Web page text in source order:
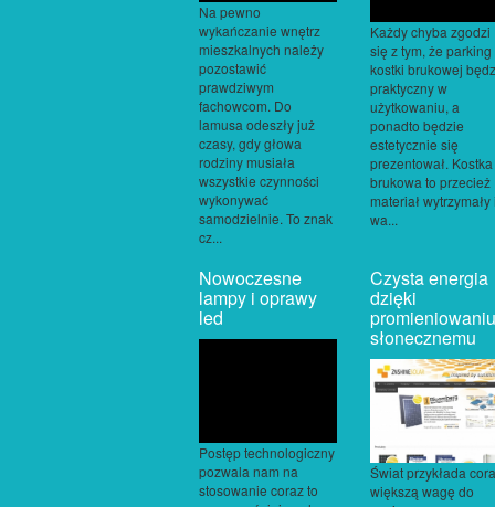
Na pewno
wykańczanie wnętrz
mieszkalnych należy
pozostawić
prawdziwym
fachowcom. Do
lamusa odeszły już
czasy, gdy głowa
rodziny musiała
wszystkie czynności
wykonywać
samodzielnie. To znak
cz...
Każdy chyba zgodzi
się z tym, że parking
kostki brukowej
praktyczny w
użytkowaniu, a
ponadto będzie
estetycznie się
prezentował. Kostka
brukowa to przecież
materiał wytrzymały
wa...
Nowoczesne
lampy i oprawy
led
Postęp technologiczny
pozwala nam na
stosowanie coraz to
Czysta energia
dzięki
promieniowaniu
słonecznemu
Świat przykłada
większą wagę do